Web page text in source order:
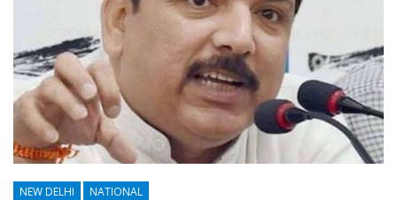
NEW DELHI NATIONAL